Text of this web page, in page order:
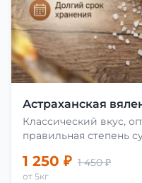
Астраханская
Классический вкус,
правильная степень
1 250 ₽ 1 450 ₽
от 5кг